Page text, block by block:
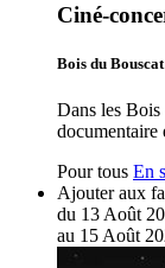
Ciné-
Bois du
Dans les Bois
Pour tous En
Ajouter aux
du 13 Août
au 15 Août